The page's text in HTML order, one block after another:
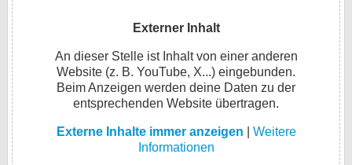
Externer Inhalt
An dieser Stelle ist Inhalt von einer anderen
Website (z. B. YouTube, X...) eingebunden.
Beim Anzeigen werden deine Daten zu der
entsprechenden Website übertragen.
Externe Inhalte immer anzeigen
Weitere
Informationen